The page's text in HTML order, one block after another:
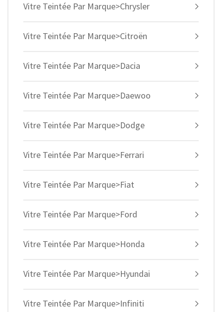
Vitre Teintée Par Marque>Chrysler
Vitre Teintée Par Marque>Citroën
Vitre Teintée Par Marque>Dacia
Vitre Teintée Par Marque>Daewoo
Vitre Teintée Par Marque>Dodge
Vitre Teintée Par Marque>Ferrari
Vitre Teintée Par Marque>Fiat
Vitre Teintée Par Marque>Ford
Vitre Teintée Par Marque>Honda
Vitre Teintée Par Marque>Hyundai
Vitre Teintée Par Marque>Infiniti